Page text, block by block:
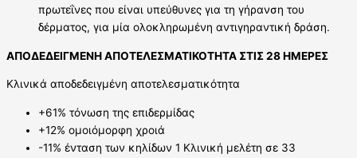
πρωτεΐνες που είναι υπεύθυνες για τη γήρανση του
δέρματος, για μία ολοκληρωμένη αντιγηραντική δράση.
ΑΠΟΔΕΔΕΙΓΜΕΝΗ ΑΠΟΤΕΛΕΣΜΑΤΙΚΟΤΗΤΑ ΣΤΙΣ 28 ΗΜΕΡΕΣ
Κλινικά αποδεδειγμένη αποτελεσματικότητα
+61% τόνωση της επιδερμίδας
+12% ομοιόμορφη χροιά
-11% ένταση των κηλίδων 1 Κλινική μελέτη σε 33